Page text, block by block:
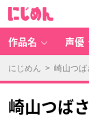
作品名 声優
にじめん > 崎山つば
崎山つばさ